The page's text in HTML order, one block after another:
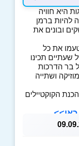
היא חוויה
להיות ברמן
ובונים את
את כל
שעתיים תכינו
של בר הדרכות
ושתייה
הקוקטיילים